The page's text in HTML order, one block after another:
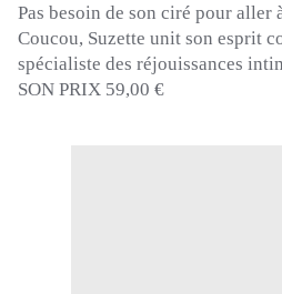
Pas besoin de son ciré pour
Coucou, Suzette unit son esprit
spécialiste des réjouissances
SON PRIX 59,00 €